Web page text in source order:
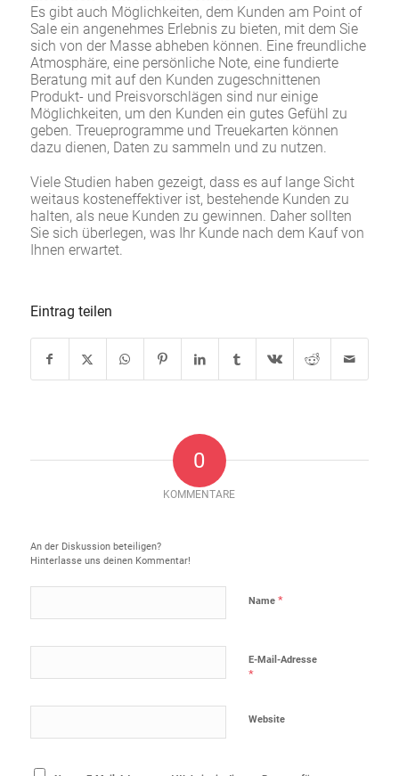
Es gibt auch Möglichkeiten, dem Kunden am Point of
Sale ein angenehmes Erlebnis zu bieten, mit dem Sie
sich von der Masse abheben können. Eine freundliche
Atmosphäre, eine persönliche Note, eine fundierte
Beratung mit auf den Kunden zugeschnittenen
Produkt- und Preisvorschlägen sind nur einige
Möglichkeiten, um den Kunden ein gutes Gefühl zu
geben. Treueprogramme und Treuekarten können
dazu dienen, Daten zu sammeln und zu nutzen.
Viele Studien haben gezeigt, dass es auf lange Sicht
weitaus kosteneffektiver ist, bestehende Kunden zu
halten, als neue Kunden zu gewinnen. Daher sollten
Sie sich überlegen, was Ihr Kunde nach dem Kauf von
Ihnen erwartet.
Eintrag teilen
0
KOMMENTARE
An der Diskussion beteiligen?
Hinterlasse uns deinen Kommentar!
Name *
E-Mail-Adresse
*
Website